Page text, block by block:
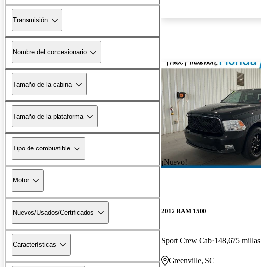
Transmisión
Nombre del concesionario
Tamaño de la cabina
Tamaño de la plataforma
Tipo de combustible
Motor
Nuevos/Usados/Certificados
Características
¡Nuevo!
2012 RAM 1500
Sport Crew Cab 148,675 millas
Greenville, SC